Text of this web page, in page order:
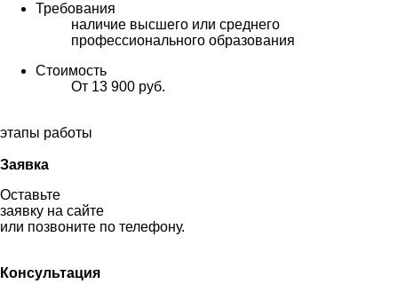
Требования
наличие высшего или среднего
профессионального образования
Стоимость
От 13 900 руб.
этапы работы
Заявка
Оставьте
заявку на сайте
или позвоните по телефону.
Консультация